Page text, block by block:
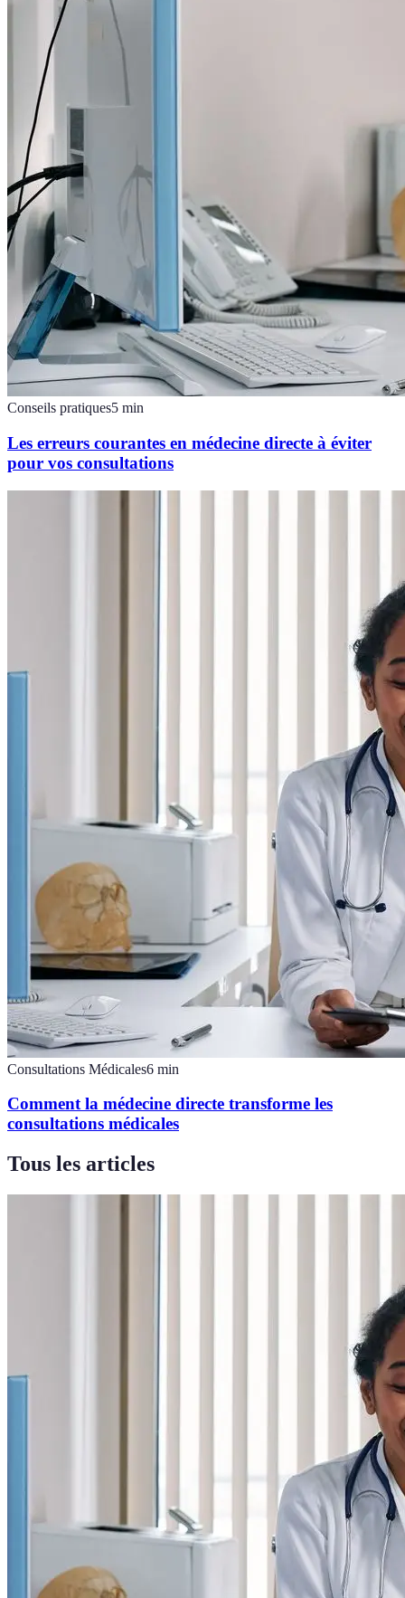
Conseils pratiques5 min
Les erreurs courantes en médecine directe à éviter
pour vos consultations
Consultations Médicales6 min
Comment la médecine directe transforme les
consultations médicales
Tous les articles